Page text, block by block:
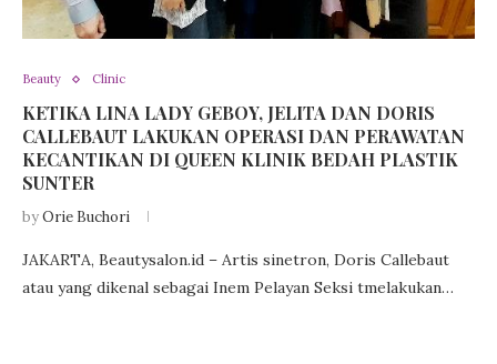
Beauty Clinic
KETIKA LINA LADY GEBOY, JELITA DAN DORIS
CALLEBAUT LAKUKAN OPERASI DAN PERAWATAN
KECANTIKAN DI QUEEN KLINIK BEDAH PLASTIK
SUNTER
byOrie Buchori
JAKARTA, Beautysalon.id – Artis sinetron, Doris Callebaut
atau yang dikenal sebagai Inem Pelayan Seksi tmelakukan…